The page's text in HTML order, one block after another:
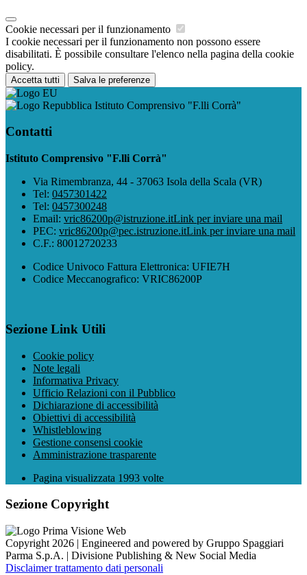
Cookie necessari per il funzionamento
I cookie necessari per il funzionamento non possono essere
disabilitati. È possibile consultare l'elenco nella pagina della cookie
policy.
Accetta tutti Salva le preferenze
Istituto Comprensivo "F.lli Corrà"
Contatti
Istituto Comprensivo "F.lli Corrà"
Via Rimembranza, 44 - 37063 Isola della Scala (VR)
Tel: 0457301422
Tel: 0457300248
Email: vric86200p@istruzione.itLink per inviare una mail
PEC: vric86200p@pec.istruzione.itLink per inviare una mail
C.F.: 80012720233
Codice Univoco Fattura Elettronica: UFIE7H
Codice Meccanografico: VRIC86200P
Sezione Link Utili
Cookie policy
Note legali
Informativa Privacy
Ufficio Relazioni con il Pubblico
Dichiarazione di accessibilità
Obiettivi di accessibilità
Whistleblowing
Gestione consensi cookie
Amministrazione trasparente
Pagina visualizzata 1993 volte
Sezione Copyright
Copyright 2026 | Engineered and powered by Gruppo Spaggiari
Parma S.p.A. | Divisione Publishing & New Social Media
Disclaimer trattamento dati personali